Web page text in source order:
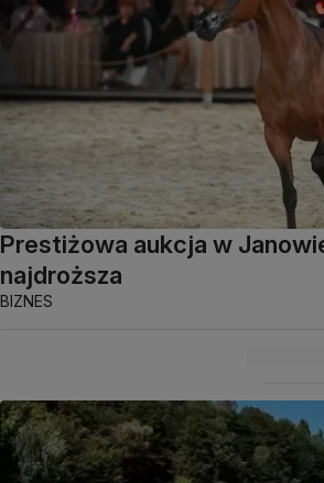
Prestiżowa aukcja w
najdroższa
BIZNES